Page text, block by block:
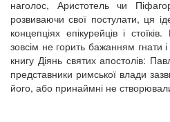
наголос, Аристотель чи
розвиваючи свої постулати, ця
концепціях епікурейців і
зовсім не горить бажанням гнати
книгу Діянь святих апостолів:
представники римської влади
його, або принаймні не